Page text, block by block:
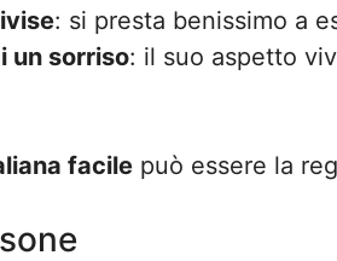
: si presta benissimo a
un sorriso: il suo aspetto
facile può essere la